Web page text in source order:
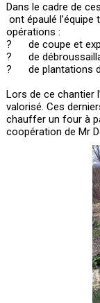
Dans le cadre de
ont épaulé
opérations :
?
de coupe et
?
de
?
de plantations
Lors de ce chantier
valorisé. Ces
chauffer un four à
coopération de Mr